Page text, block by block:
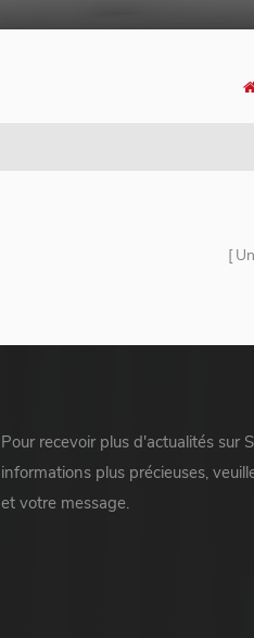
Pour recevoir plus d'actualités sur
informations plus précieuses,
et votre message.